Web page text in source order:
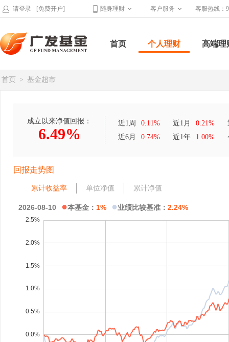
请登录 [免费开户] 随身理财 客户服务 客服热线：
首页 个人理财 高端理
首页 > 基金超市
成立以来净值回报：
6.49%
近1周 0.11% 近1月 0.21%
近6月
0.74% 近1年 1.00%
回报走势图
累计收益率 单位净值 累计净值
2026-08-10 ●本基金： 1% ●业绩比较基准： 2.24%